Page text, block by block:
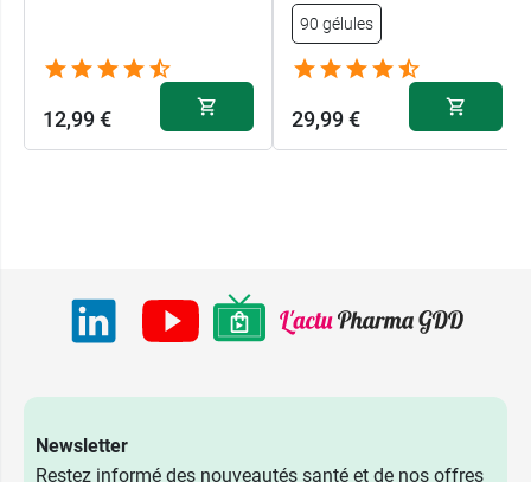
12,99 €
90 gélules
29,99 €
Newsletter
Restez informé des nouveautés santé et de nos offres